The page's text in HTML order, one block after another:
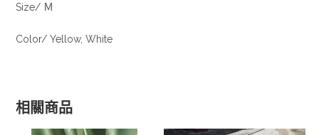
Size/ Ｍ
Color/ Yellow, White
相關商品